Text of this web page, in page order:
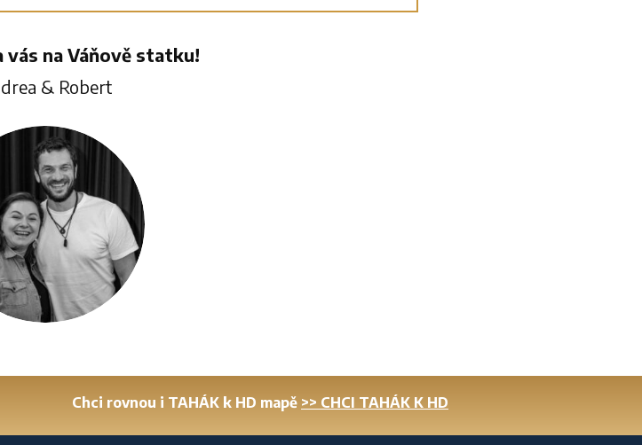
vás na Váňově statku!
& Robert
Chci rovnou i TAHÁK k HD mapě >> CHCI TAHÁK K HD